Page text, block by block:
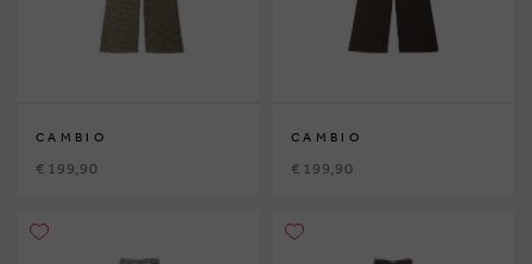
CAMBIO
€ 199,90
CAMBIO
€ 199,90